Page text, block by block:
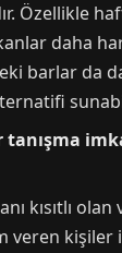
Özellikle
daha
barlar da
tanışma
kısıtlı olan
veren kişiler